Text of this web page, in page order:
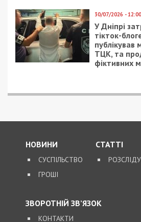
30/07/2026 - 12:00
У Дніпрі
тікток-
публікував
ТЦК, та
фіктивних
НОВИНИ
СУСПІЛЬСТВО
ГРОШІ
СТАТТІ
ЗВОРОТНІЙ ЗВ’ЯЗОК
КОНТАКТИ